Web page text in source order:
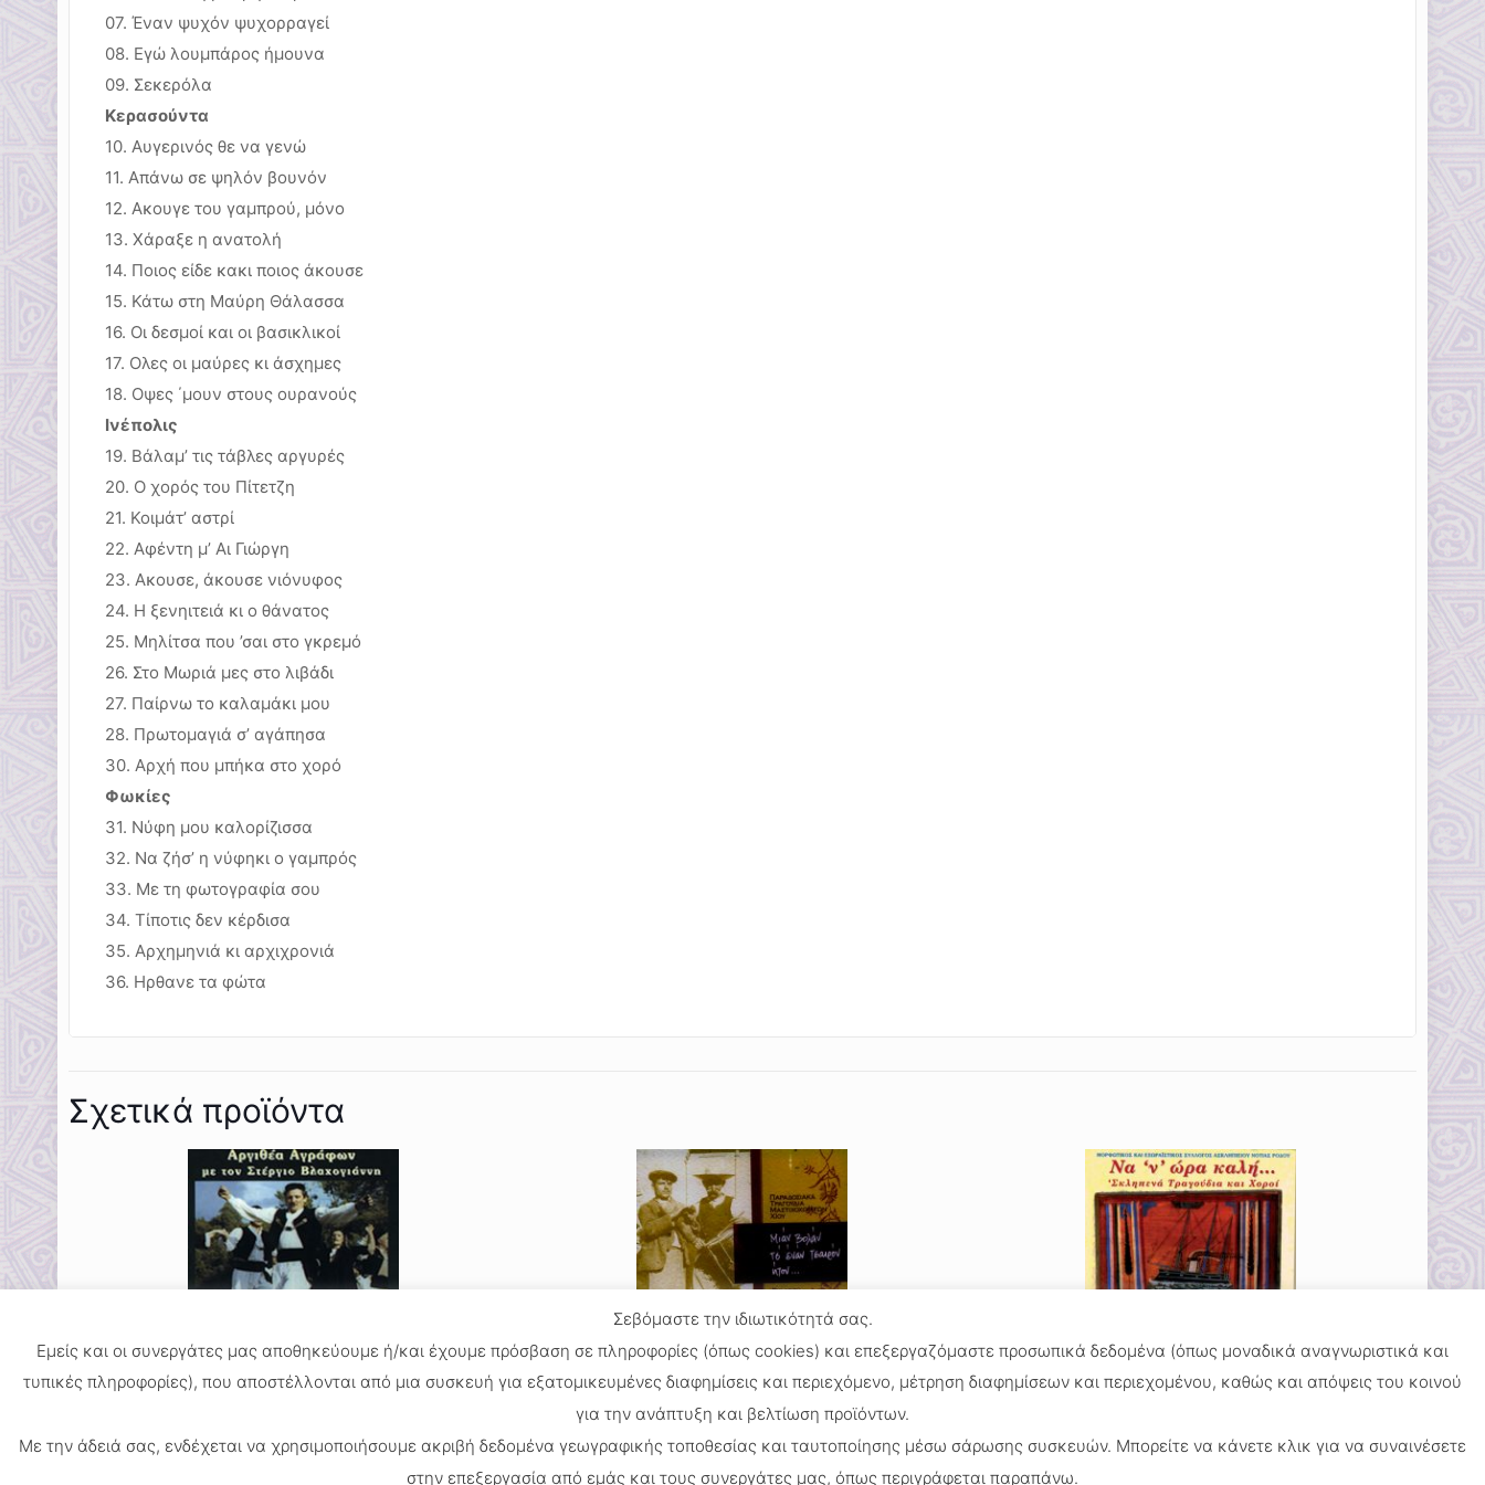
07. Έναν ψυχόν ψυχορραγεί
08. Εγώ λουμπάρος ήμουνα
09. Σεκερόλα
Κερασούντα
10. Αυγερινός θε να γενώ
11. Απάνω σε ψηλόν βουνόν
12. Ακουγε του γαμπρού, μόνο
13. Χάραξε η ανατολή
14. Ποιος είδε κακι ποιος άκουσε
15. Κάτω στη Μαύρη Θάλασσα
16. Οι δεσμοί και οι βασικλικοί
17. Ολες οι μαύρες κι άσχημες
18. Οψες ΄μουν στους ουρανούς
Ινέπολις
19. Βάλαμ’ τις τάβλες αργυρές
20. Ο χορός του Πίτετζη
21. Κοιμάτ’ αστρί
22. Αφέντη μ’ Αι Γιώργη
23. Ακουσε, άκουσε νιόνυφος
24. Η ξενηιτειά κι ο θάνατος
25. Μηλίτσα που ’σαι στο γκρεμό
26. Στο Μωριά μες στο λιβάδι
27. Παίρνω το καλαμάκι μου
28. Πρωτομαγιά σ’ αγάπησα
30. Αρχή που μπήκα στο χορό
Φωκίες
31. Νύφη μου καλορίζισσα
32. Να ζήσ’ η νύφηκι ο γαμπρός
33. Με τη φωτογραφία σου
34. Τίποτις δεν κέρδισα
35. Αρχημηνιά κι αρχιχρονιά
36. Ηρθανε τα φώτα
Σχετικά προϊόντα
Παραδοσιακά τραγούδια από την Αργιθέα
12.40 €
ΜΙΑΝ ΒΟΛΑΝ ΤΣ’ ΕΝΑΝ ΤΣΑΙΡΟΝ ΗΤΟΝ…
12.40
ΝΑ ‘Ν’ ΩΡΑ ΚΑΛΗ…
Σεβόμαστε την ιδιωτικότητά σας.
Εμείς και οι συνεργάτες μας αποθηκεύουμε ή/και έχουμε πρόσβαση σε πληροφορίες (όπως cookies) και επεξεργαζόμαστε προσωπικά δεδομένα (όπως μοναδικά αναγνωριστικά και
τυπικές πληροφορίες), που αποστέλλονται από μια συσκευή για εξατομικευμένες διαφημίσεις και περιεχόμενο, μέτρηση διαφημίσεων και περιεχομένου, καθώς και απόψεις του κοινού
για την ανάπτυξη και βελτίωση προϊόντων.
Με την άδειά σας, ενδέχεται να χρησιμοποιήσουμε ακριβή δεδομένα γεωγραφικής τοποθεσίας και ταυτοποίησης μέσω σάρωσης συσκευών. Μπορείτε να κάνετε κλικ για να συναινέσετε
στην επεξεργασία από εμάς και τους συνεργάτες μας, όπως περιγράφεται παραπάνω.